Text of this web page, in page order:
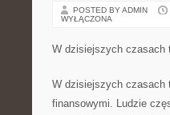
POSTED BY ADMIN
WYŁĄCZONA
W dzisiejszych czasach
W dzisiejszych czasach
finansowymi. Ludzie